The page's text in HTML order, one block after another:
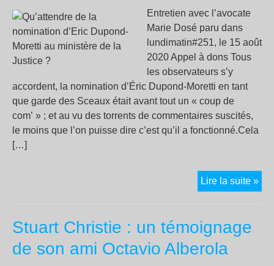
Entretien avec l’avocate
Marie Dosé paru dans
lundimatin#251, le 15 août
2020 Appel à dons Tous
les observateurs s’y
accordent, la nomination d’Éric Dupond-Moretti en tant
que garde des Sceaux était avant tout un « coup de
com’ » ; et au vu des torrents de commentaires suscités,
le moins que l’on puisse dire c’est qu’il a fonctionné.Cela
[…]
Lire la suite »
de
Stuart Christie : un témoignage
de son ami Octavio Alberola